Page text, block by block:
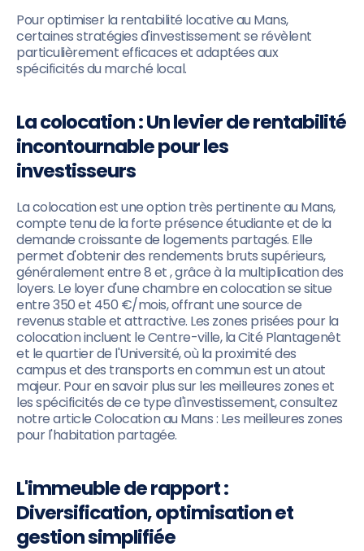
Pour optimiser la rentabilité locative au Mans,
certaines stratégies d'investissement se révèlent
particulièrement efficaces et adaptées aux
spécificités du marché local.
La colocation : Un levier de rentabilité
incontournable pour les
investisseurs
La colocation est une option très pertinente au Mans,
compte tenu de la forte présence étudiante et de la
demande croissante de logements partagés. Elle
permet d'obtenir des rendements bruts supérieurs,
généralement entre 8 et , grâce à la multiplication des
loyers. Le loyer d'une chambre en colocation se situe
entre 350 et 450 €/mois, offrant une source de
revenus stable et attractive. Les zones prisées pour la
colocation incluent le Centre-ville, la Cité Plantagenêt
et le quartier de l'Université, où la proximité des
campus et des transports en commun est un atout
majeur. Pour en savoir plus sur les meilleures zones et
les spécificités de ce type d'investissement, consultez
notre article Colocation au Mans : Les meilleures zones
pour l'habitation partagée.
L'immeuble de rapport :
Diversification, optimisation et
gestion simplifiée